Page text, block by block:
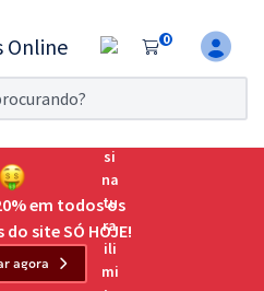
0
por 7 dias!
o Exame da
em todos os
site SÓ HOJE!
agora